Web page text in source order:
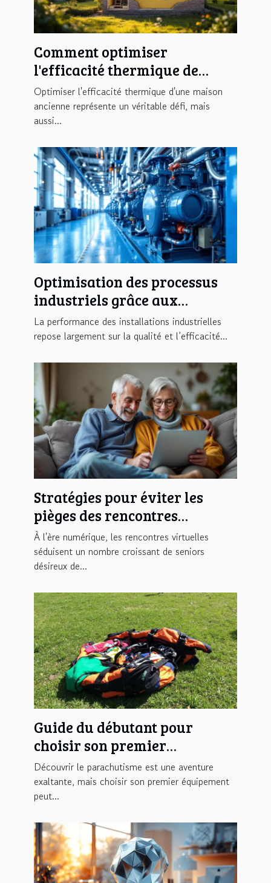
Comment optimiser
l'efficacité thermique de
votre maison ancienne ?
Optimiser l'efficacité thermique d'une maison
ancienne représente un véritable défi, mais
aussi...
Optimisation des processus
industriels grâce aux
compresseurs à basse
pression
La performance des installations industrielles
repose largement sur la qualité et l’efficacité...
Stratégies pour éviter les
pièges des rencontres
virtuelles à l'âge senior
À l'ère numérique, les rencontres virtuelles
séduisent un nombre croissant de seniors
désireux de...
Guide du débutant pour
choisir son premier
équipement de parachutisme
Découvrir le parachutisme est une aventure
exaltante, mais choisir son premier équipement
peut...